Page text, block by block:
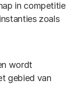
in competitie
zoals
wordt
gebied van